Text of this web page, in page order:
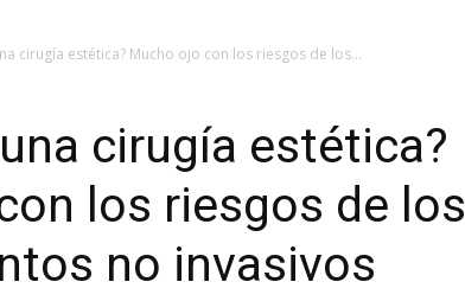
cirugía estética? Mucho ojo con los riesgos de los...
cirugía estética?
los riesgos de los
no invasivos